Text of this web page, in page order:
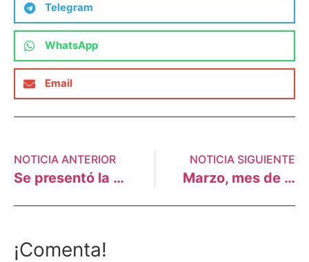
Telegram
WhatsApp
Email
NOTICIA ANTERIOR
Se presentó la campaña del Tratado de No Proliferación de Combustibles Fósiles
NOTICIA SIGUIENTE
Marzo, mes de manifestaciones por el agua y el clima
¡Comenta!